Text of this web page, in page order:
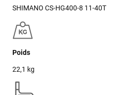
SHIMANO CS-HG400-8 11-40T
Poids
22,1 kg